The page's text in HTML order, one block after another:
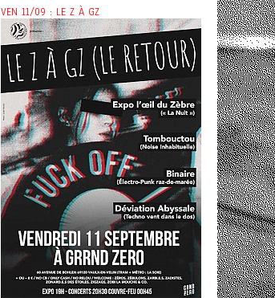
VEN 11/09 : LE Z À GZ